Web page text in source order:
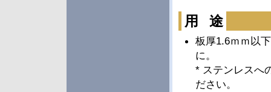
用 途
板厚1.6ｍｍ以
に。
* ステンレスへ
ださい。